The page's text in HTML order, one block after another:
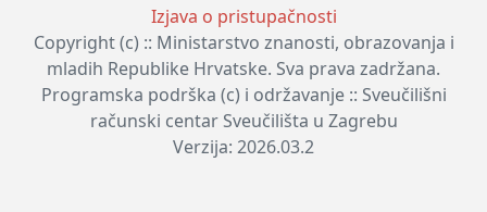
Izjava o pristupačnosti
Copyright (c) :: Ministarstvo znanosti, obrazovanja i
mladih Republike Hrvatske. Sva prava zadržana.
Programska podrška (c) i održavanje :: Sveučilišni
računski centar Sveučilišta u Zagrebu
Verzija: 2026.03.2